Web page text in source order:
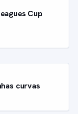
Cup
curvas